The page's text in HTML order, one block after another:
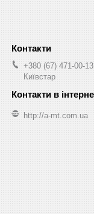
+380 (67) 471-00-13
Київстар
http://a-mt.com.ua